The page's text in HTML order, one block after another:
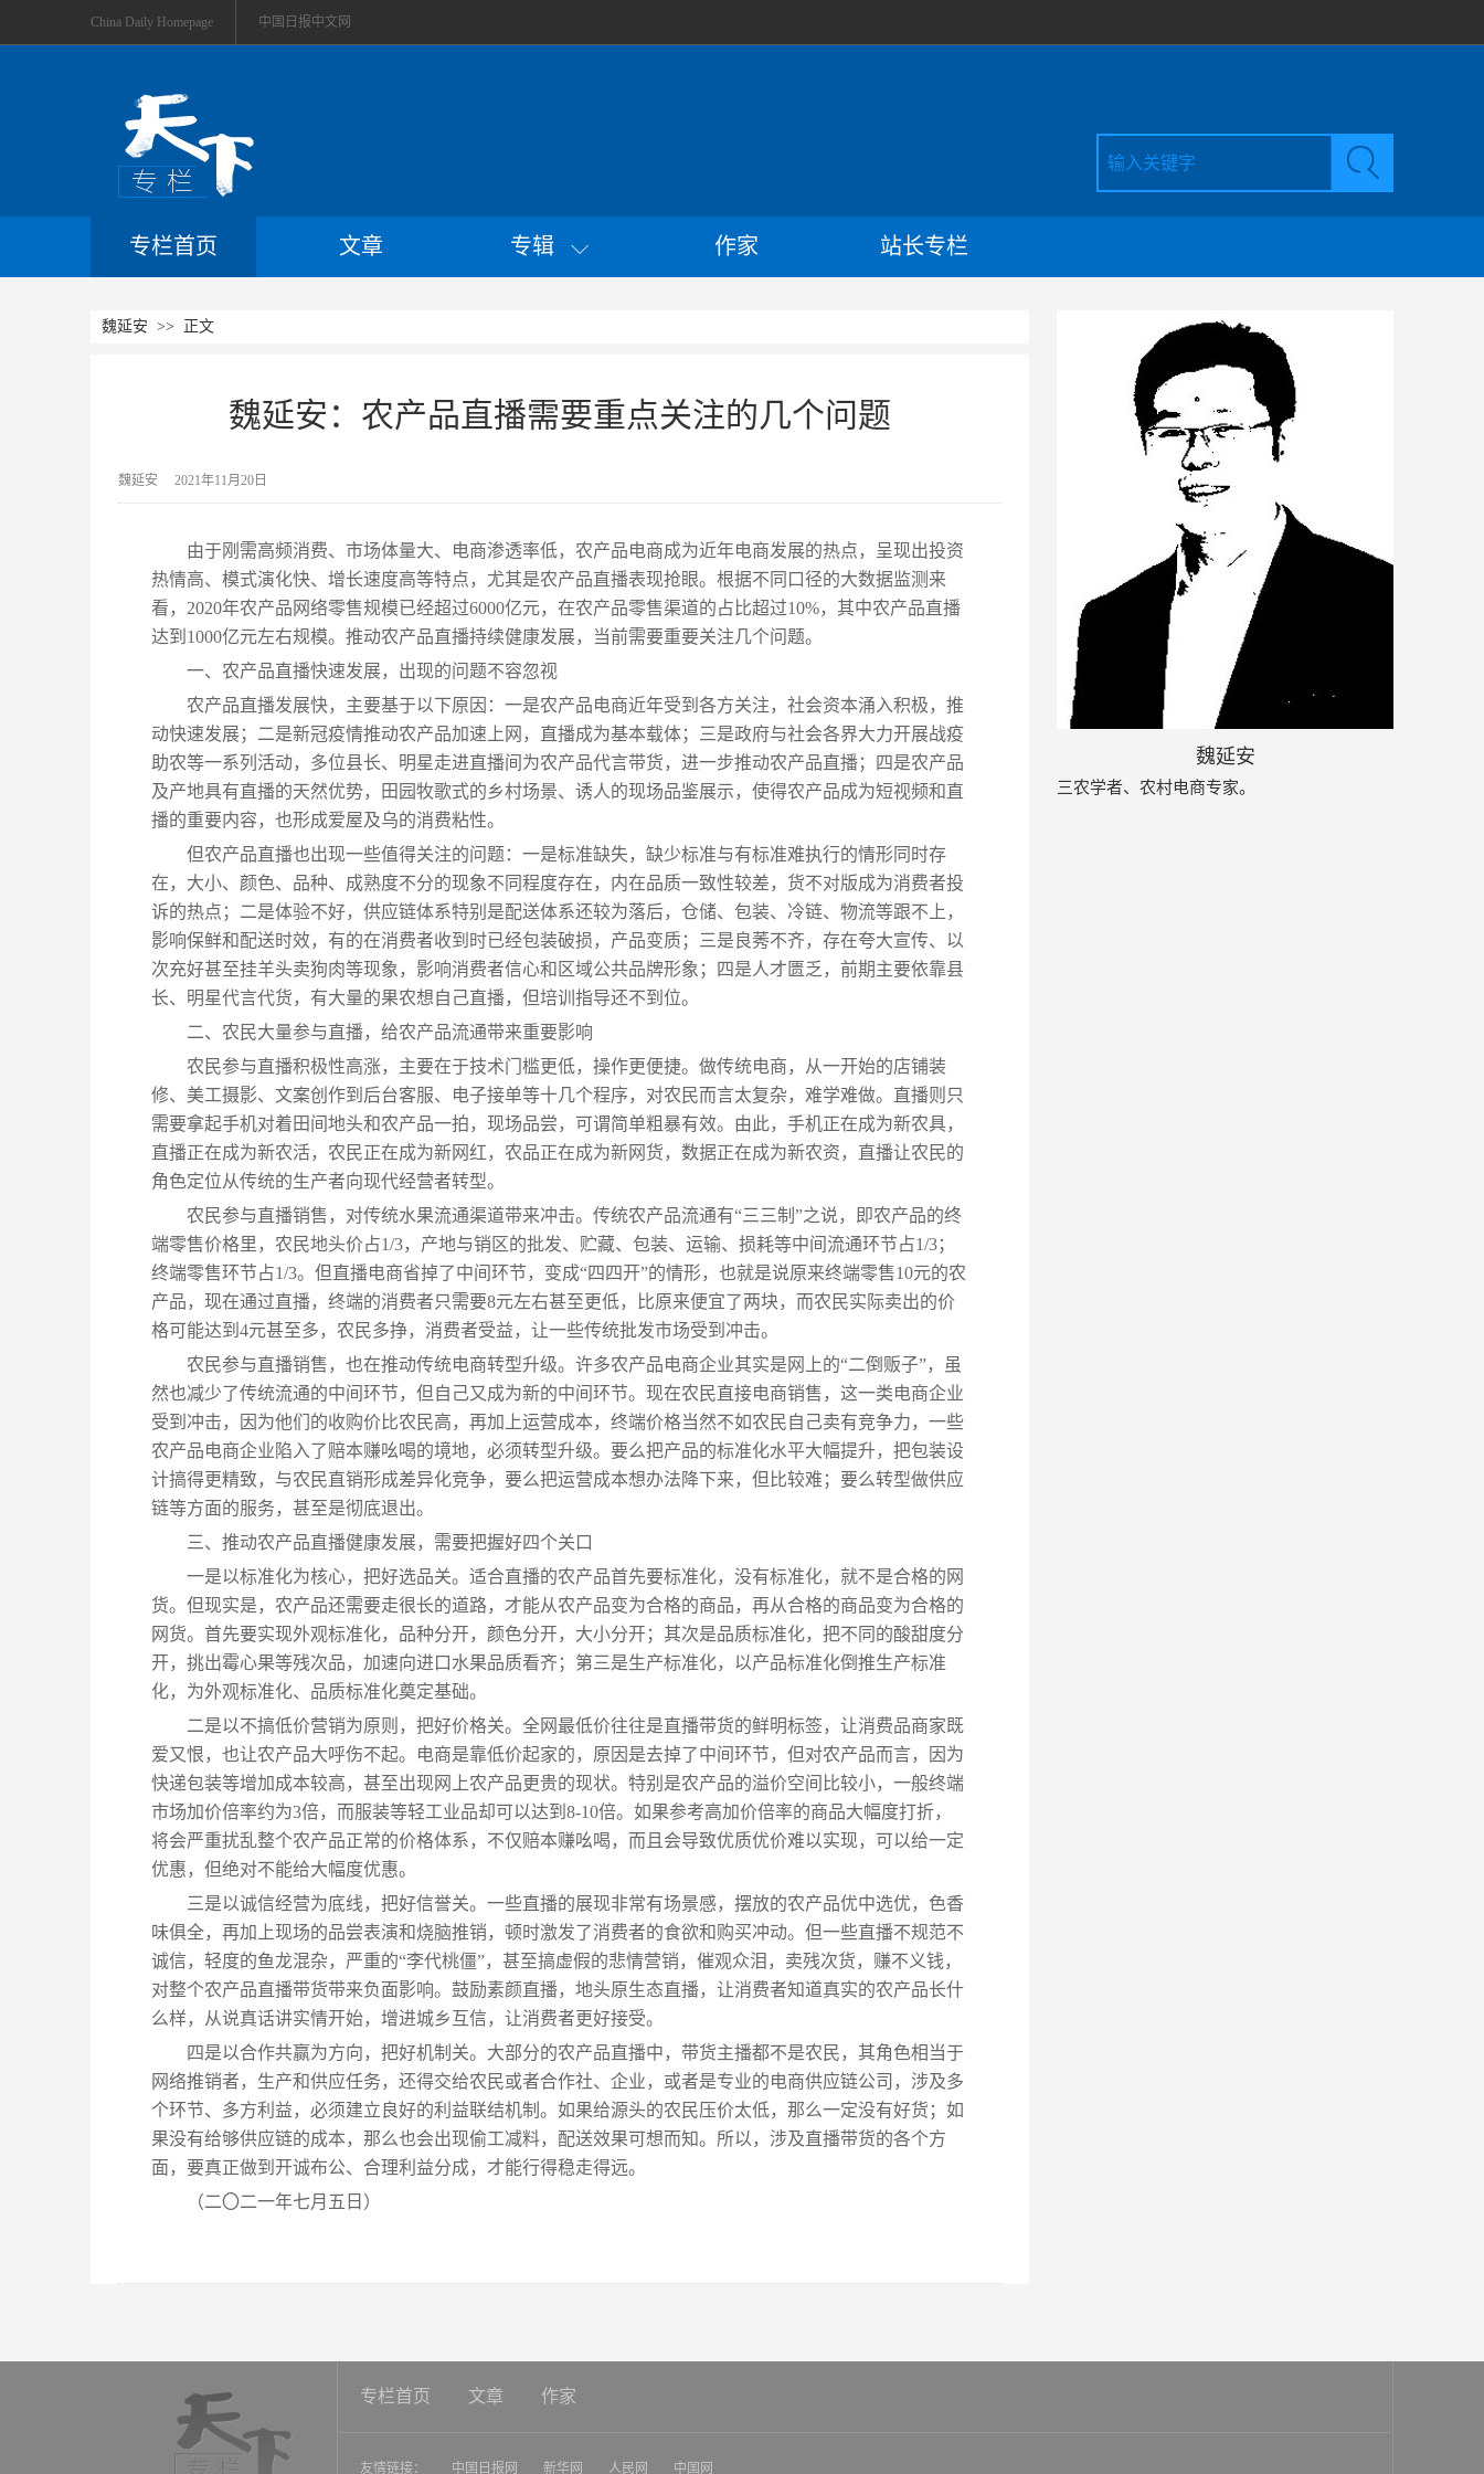
China Daily Homepage 中国日报中文网
专栏首页 文章 专辑 作家 站长专栏
魏延安 >> 正文
魏延安：农产品直播需要重点关注的几个问题
魏延安 2021年11月20日
由于刚需高频消费、市场体量大、电商渗透率低，农产品电商成为近年电商发展的热点，呈现出投资
热情高、模式演化快、增长速度高等特点，尤其是农产品直播表现抢眼。根据不同口径的大数据监测来
看，2020年农产品网络零售规模已经超过6000亿元，在农产品零售渠道的占比超过10%，其中农产品直播
达到1000亿元左右规模。推动农产品直播持续健康发展，当前需要重要关注几个问题。
一、农产品直播快速发展，出现的问题不容忽视
农产品直播发展快，主要基于以下原因：一是农产品电商近年受到各方关注，社会资本涌入积极，推
动快速发展；二是新冠疫情推动农产品加速上网，直播成为基本载体；三是政府与社会各界大力开展战疫
助农等一系列活动，多位县长、明星走进直播间为农产品代言带货，进一步推动农产品直播；四是农产品
及产地具有直播的天然优势，田园牧歌式的乡村场景、诱人的现场品鉴展示，使得农产品成为短视频和直
播的重要内容，也形成爱屋及乌的消费粘性。
但农产品直播也出现一些值得关注的问题：一是标准缺失，缺少标准与有标准难执行的情形同时存
在，大小、颜色、品种、成熟度不分的现象不同程度存在，内在品质一致性较差，货不对版成为消费者投
诉的热点；二是体验不好，供应链体系特别是配送体系还较为落后，仓储、包装、冷链、物流等跟不上，
影响保鲜和配送时效，有的在消费者收到时已经包装破损，产品变质；三是良莠不齐，存在夸大宣传、以
次充好甚至挂羊头卖狗肉等现象，影响消费者信心和区域公共品牌形象；四是人才匮乏，前期主要依靠县
长、明星代言代货，有大量的果农想自己直播，但培训指导还不到位。
二、农民大量参与直播，给农产品流通带来重要影响
农民参与直播积极性高涨，主要在于技术门槛更低，操作更便捷。做传统电商，从一开始的店铺装
修、美工摄影、文案创作到后台客服、电子接单等十几个程序，对农民而言太复杂，难学难做。直播则只
需要拿起手机对着田间地头和农产品一拍，现场品尝，可谓简单粗暴有效。由此，手机正在成为新农具，
直播正在成为新农活，农民正在成为新网红，农品正在成为新网货，数据正在成为新农资，直播让农民的
角色定位从传统的生产者向现代经营者转型。
农民参与直播销售，对传统水果流通渠道带来冲击。传统农产品流通有“三三制”之说，即农产品的终
端零售价格里，农民地头价占1/3，产地与销区的批发、贮藏、包装、运输、损耗等中间流通环节占1/3；
终端零售环节占1/3。但直播电商省掉了中间环节，变成“四四开”的情形，也就是说原来终端零售10元的农
产品，现在通过直播，终端的消费者只需要8元左右甚至更低，比原来便宜了两块，而农民实际卖出的价
格可能达到4元甚至多，农民多挣，消费者受益，让一些传统批发市场受到冲击。
农民参与直播销售，也在推动传统电商转型升级。许多农产品电商企业其实是网上的“二倒贩子”，虽
然也减少了传统流通的中间环节，但自己又成为新的中间环节。现在农民直接电商销售，这一类电商企业
受到冲击，因为他们的收购价比农民高，再加上运营成本，终端价格当然不如农民自己卖有竞争力，一些
农产品电商企业陷入了赔本赚吆喝的境地，必须转型升级。要么把产品的标准化水平大幅提升，把包装设
计搞得更精致，与农民直销形成差异化竞争，要么把运营成本想办法降下来，但比较难；要么转型做供应
链等方面的服务，甚至是彻底退出。
三、推动农产品直播健康发展，需要把握好四个关口
一是以标准化为核心，把好选品关。适合直播的农产品首先要标准化，没有标准化，就不是合格的网
货。但现实是，农产品还需要走很长的道路，才能从农产品变为合格的商品，再从合格的商品变为合格的
网货。首先要实现外观标准化，品种分开，颜色分开，大小分开；其次是品质标准化，把不同的酸甜度分
开，挑出霉心果等残次品，加速向进口水果品质看齐；第三是生产标准化，以产品标准化倒推生产标准
化，为外观标准化、品质标准化奠定基础。
二是以不搞低价营销为原则，把好价格关。全网最低价往往是直播带货的鲜明标签，让消费品商家既
爱又恨，也让农产品大呼伤不起。电商是靠低价起家的，原因是去掉了中间环节，但对农产品而言，因为
快递包装等增加成本较高，甚至出现网上农产品更贵的现状。特别是农产品的溢价空间比较小，一般终端
市场加价倍率约为3倍，而服装等轻工业品却可以达到8-10倍。如果参考高加价倍率的商品大幅度打折，
将会严重扰乱整个农产品正常的价格体系，不仅赔本赚吆喝，而且会导致优质优价难以实现，可以给一定
优惠，但绝对不能给大幅度优惠。
三是以诚信经营为底线，把好信誉关。一些直播的展现非常有场景感，摆放的农产品优中选优，色香
味俱全，再加上现场的品尝表演和烧脑推销，顿时激发了消费者的食欲和购买冲动。但一些直播不规范不
诚信，轻度的鱼龙混杂，严重的“李代桃僵”，甚至搞虚假的悲情营销，催观众泪，卖残次货，赚不义钱，
对整个农产品直播带货带来负面影响。鼓励素颜直播，地头原生态直播，让消费者知道真实的农产品长什
么样，从说真话讲实情开始，增进城乡互信，让消费者更好接受。
四是以合作共赢为方向，把好机制关。大部分的农产品直播中，带货主播都不是农民，其角色相当于
网络推销者，生产和供应任务，还得交给农民或者合作社、企业，或者是专业的电商供应链公司，涉及多
个环节、多方利益，必须建立良好的利益联结机制。如果给源头的农民压价太低，那么一定没有好货；如
果没有给够供应链的成本，那么也会出现偷工减料，配送效果可想而知。所以，涉及直播带货的各个方
面，要真正做到开诚布公、合理利益分成，才能行得稳走得远。
（二〇二一年七月五日）
魏延安
三农学者、农村电商专家。
专栏首页 文章 作家
友情链接： 中国日报网 新华网 人民网 中国网